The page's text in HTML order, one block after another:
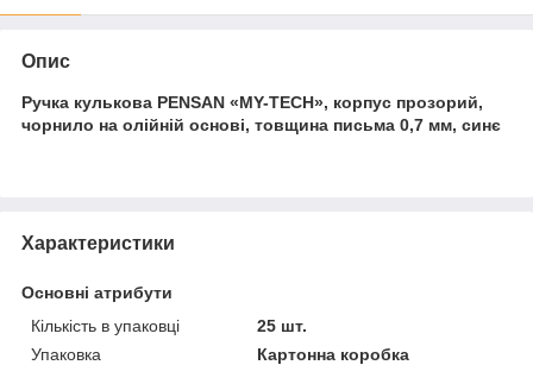
Опис
Ручка кулькова PENSAN «MY-TECH», корпус прозорий,
чорнило на олійній основі, товщина письма 0,7 мм, синє
Характеристики
Основні атрибути
Кількість в упаковці
25 шт.
Упаковка
Картонна коробка